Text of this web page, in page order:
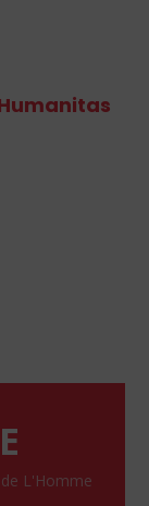
L'Homme